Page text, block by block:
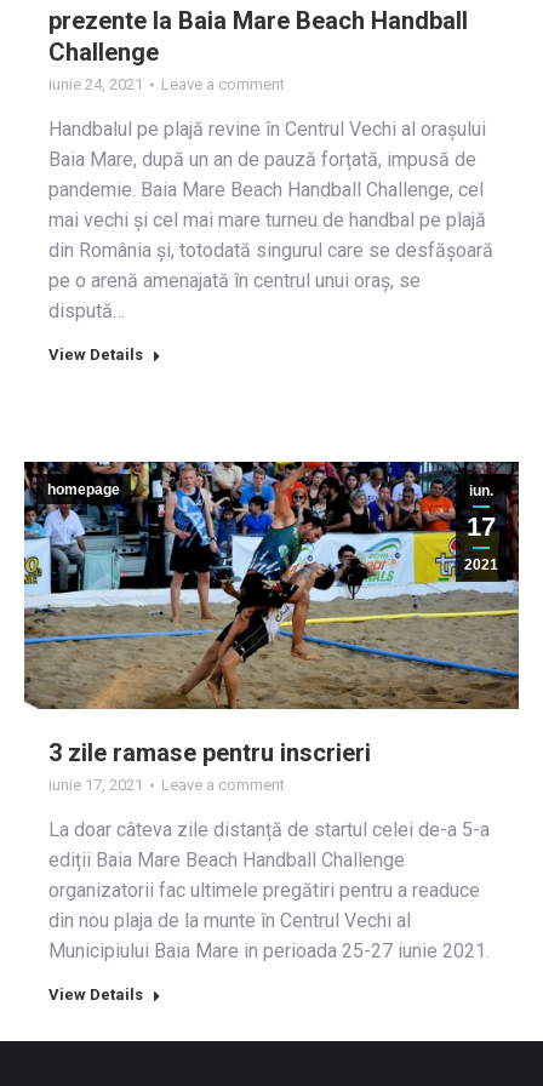
prezente la Baia Mare Beach Handball
Challenge
iunie 24, 2021 Leave a comment
Handbalul pe plajă revine în Centrul Vechi al orașului
Baia Mare, după un an de pauză forțată, impusă de
pandemie. Baia Mare Beach Handball Challenge, cel
mai vechi și cel mai mare turneu de handbal pe plajă
din România și, totodată singurul care se desfășoară
pe o arenă amenajată în centrul unui oraș, se
dispută…
View Details
iun.
17
2021
homepage
3 zile ramase pentru inscrieri
iunie 17, 2021 Leave a comment
La doar câteva zile distanță de startul celei de-a 5-a
ediții Baia Mare Beach Handball Challenge
organizatorii fac ultimele pregătiri pentru a readuce
din nou plaja de la munte în Centrul Vechi al
Municipiului Baia Mare in perioada 25-27 iunie 2021.
View Details